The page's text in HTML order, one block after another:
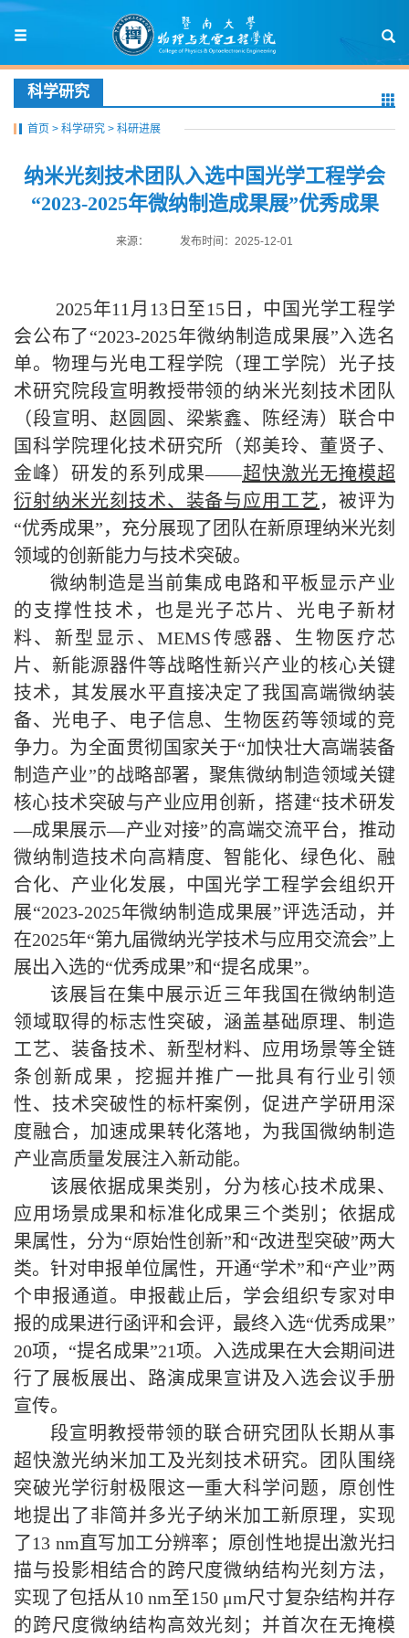
科学研究
首页 > 科学研究 > 科研进展
纳米光刻技术团队入选中国光学工程学会
“2023-2025年微纳制造成果展”优秀成果
来源： 发布时间：2025-12-01
2025年11月13日至15日，中国光学工程学
会公布了“2023-2025年微纳制造成果展”入选名
单。物理与光电工程学院（理工学院）光子技
术研究院段宣明教授带领的纳米光刻技术团队
（段宣明、赵圆圆、梁紫鑫、陈经涛）联合中
国科学院理化技术研究所（郑美玲、董贤子、
金峰）研发的系列成果——超快激光无掩模超
衍射纳米光刻技术、装备与应用工艺 ，被评为
“优秀成果”，充分展现了团队在新原理纳米光刻
领域的创新能力与技术突破。
微纳制造是当前集成电路和平板显示产业
的支撑性技术，也是光子芯片、光电子新材
料、新型显示、MEMS传感器、生物医疗芯
片、新能源器件等战略性新兴产业的核心关键
技术，其发展水平直接决定了我国高端微纳装
备、光电子、电子信息、生物医药等领域的竞
争力。为全面贯彻国家关于“加快壮大高端装备
制造产业”的战略部署，聚焦微纳制造领域关键
核心技术突破与产业应用创新，搭建“技术研发
—成果展示—产业对接”的高端交流平台，推动
微纳制造技术向高精度、智能化、绿色化、融
合化、产业化发展，中国光学工程学会组织开
展“2023-2025年微纳制造成果展”评选活动，并
在2025年“第九届微纳光学技术与应用交流会”上
展出入选的“优秀成果”和“提名成果”。
该展旨在集中展示近三年我国在微纳制造
领域取得的标志性突破，涵盖基础原理、制造
工艺、装备技术、新型材料、应用场景等全链
条创新成果，挖掘并推广一批具有行业引领
性、技术突破性的标杆案例，促进产学研用深
度融合，加速成果转化落地，为我国微纳制造
产业高质量发展注入新动能。
该展依据成果类别，分为核心技术成果、
应用场景成果和标准化成果三个类别；依据成
果属性，分为“原始性创新”和“改进型突破”两大
类。针对申报单位属性，开通“学术”和“产业”两
个申报通道。申报截止后，学会组织专家对申
报的成果进行函评和会评，最终入选“优秀成果”
20项，“提名成果”21项。入选成果在大会期间进
行了展板展出、路演成果宣讲及入选会议手册
宣传。
段宣明教授带领的联合研究团队长期从事
超快激光纳米加工及光刻技术研究。团队围绕
突破光学衍射极限这一重大科学问题，原创性
地提出了非简并多光子纳米加工新原理，实现
了13 nm直写加工分辨率；原创性地提出激光扫
描与投影相结合的跨尺度微纳结构光刻方法，
实现了包括从10 nm至150 μm尺寸复杂结构并存
的跨尺度微纳结构高效光刻；并首次在无掩模